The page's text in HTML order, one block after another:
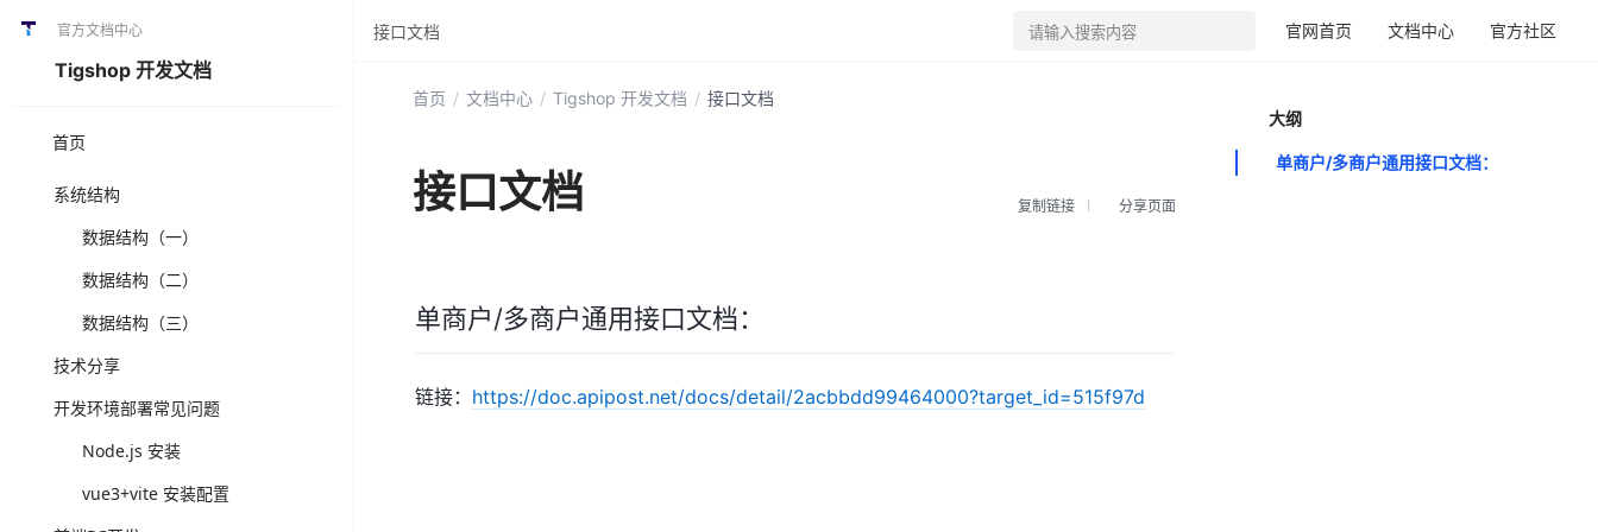
官方文档中心
Tigshop 开发文档
首页
系统结构
数据结构（一）
数据结构（二）
数据结构（三）
技术分享
开发环境部署常见问题
Node.js 安装
vue3+vite 安装配置
首页 / 文档中心 / Tigshop 开发文档 / 接口文档
接口文档 复制链接 分享页面
单商户/多商户通用接口文档：
链接： https://doc.apipost.net/docs/detail/2acbbdd99464000?target_id=515f97d
接口文档 请输入搜索内容 官网首页 文档中心 官方社区
大纲
单商户/多商户通用接口文档：